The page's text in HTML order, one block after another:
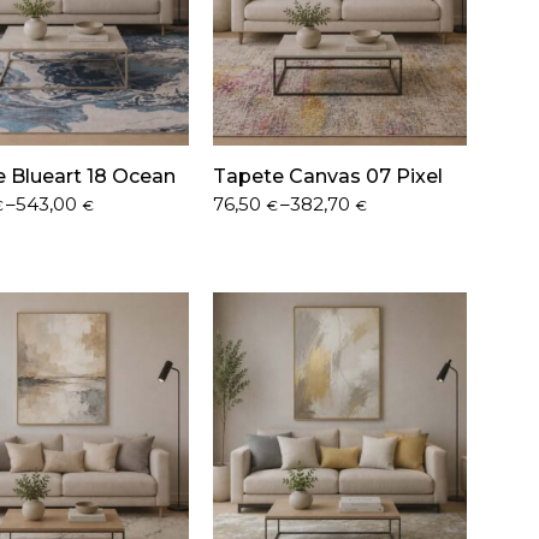
Blueart 18 Ocean
–543,00€
Tapete Canvas 07 Pixel
76,50 €–382,70€
Price
382,70 €